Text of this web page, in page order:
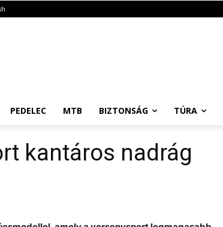
PEDELEC MTB BIZTONSÁG TÚRA
kantáros nadrág